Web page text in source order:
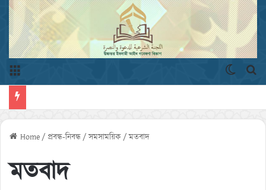
Home / প্রবন্ধ-নিবন্ধ / সমসাময়িক / মতবাদ
মতবাদ